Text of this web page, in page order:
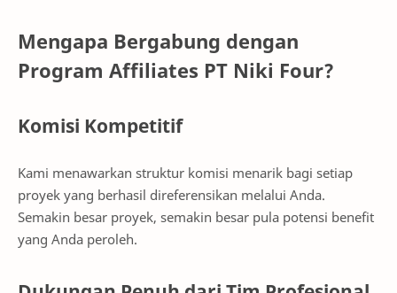
Mengapa Bergabung dengan
Program Affiliates PT Niki Four?
Komisi Kompetitif
Kami menawarkan struktur komisi menarik bagi setiap
proyek yang berhasil direferensikan melalui Anda.
Semakin besar proyek, semakin besar pula potensi benefit
yang Anda peroleh.